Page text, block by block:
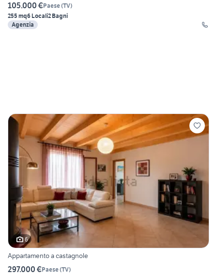
105.000 €Paese(TV)
255 mq6 Locali2 Bagni
Agenzia
6
Appartamento a castagnole
297.000 €Paese(TV)